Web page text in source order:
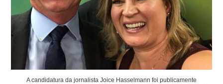
A candidatura da jornalista Joice Hasselmann foi publicamente